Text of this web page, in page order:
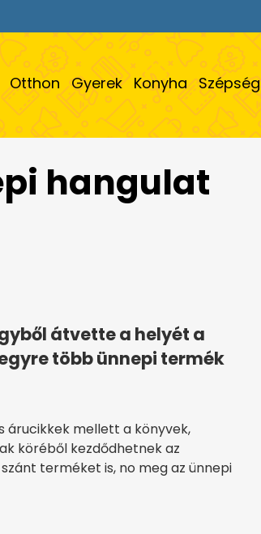
Otthon Gyerek Konyha Szépség
hangulat
átvette a helyét a
több ünnepi termék
árucikkek mellett a könyvek,
köréből kezdődhetnek az
terméket is, no meg az ünnepi